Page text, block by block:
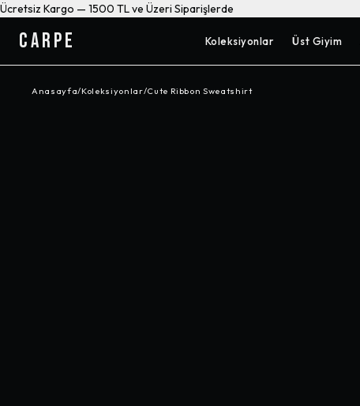
Ücretsiz Kargo — 1500 TL ve Üzeri Siparişlerde
CARPE Koleksiyonlar Üst Giyim
Anasayfa/Koleksiyonlar/Cute Ribbon Sweatshirt